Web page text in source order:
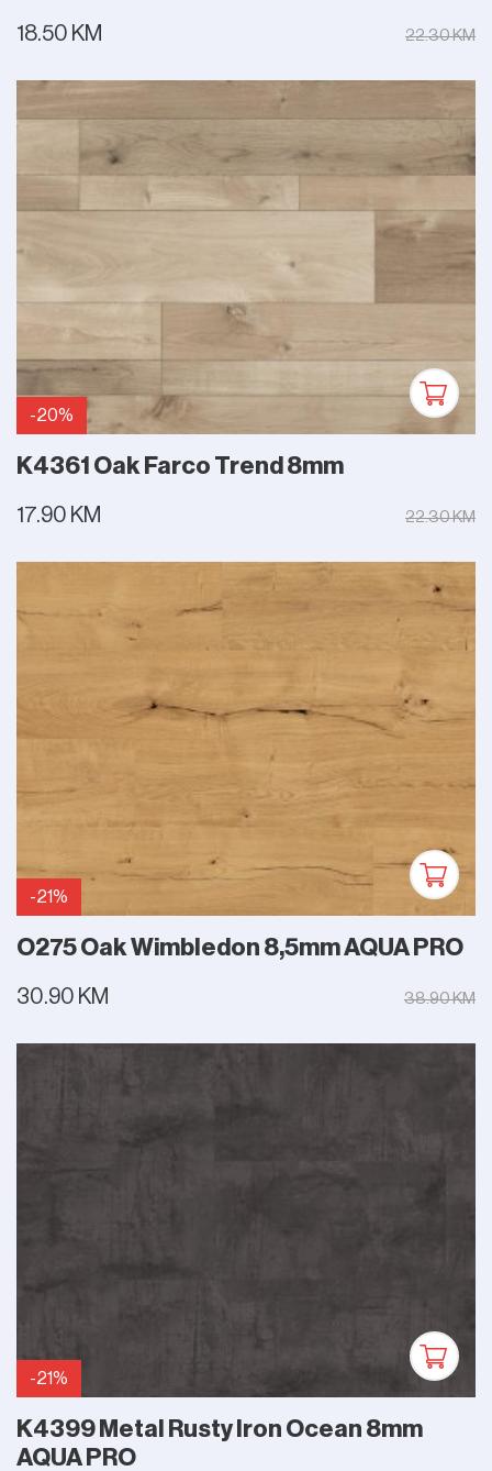
18.50 KM 22.30 KM
-20%
K4361 Oak Farco Trend 8mm
17.90 KM 22.30 KM
-21%
O275 Oak Wimbledon 8,5mm AQUA PRO
30.90 KM 38.90 KM
-21%
K4399 Metal Rusty Iron Ocean 8mm
AQUA PRO